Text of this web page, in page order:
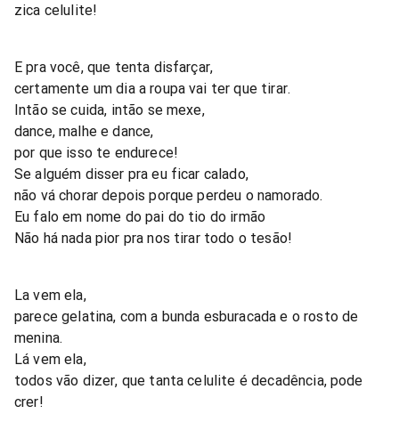
zica celulite!
E pra você, que tenta disfarçar,
certamente um dia a roupa vai ter que tirar.
Intão se cuida, intão se mexe,
dance, malhe e dance,
por que isso te endurece!
Se alguém disser pra eu ficar calado,
não vá chorar depois porque perdeu o namorado.
Eu falo em nome do pai do tio do irmão
Não há nada pior pra nos tirar todo o tesão!
La vem ela,
parece gelatina, com a bunda esburacada e o rosto de
menina.
Lá vem ela,
todos vão dizer, que tanta celulite é decadência, pode
crer!